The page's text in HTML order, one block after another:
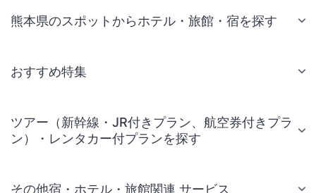
熊本県のスポットからホテル・旅館・宿を探す
おすすめ特集
ツアー（新幹線・JR付きプラン、航空券付きプラ
ン）・レンタカー付プランを探す
その他宿・ホテル・旅館関連 サービス